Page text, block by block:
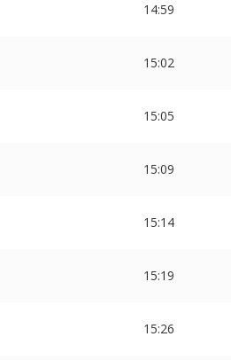
14:59
15:02
15:05
15:09
15:14
15:19
15:26